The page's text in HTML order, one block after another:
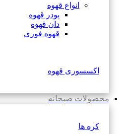
انواع قهوه
پودر قهوه
دان قهوه
قهوه فوری
اکسسوری قهوه
محصولات صبحانه
کره ها